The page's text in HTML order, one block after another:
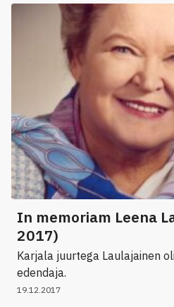
In memoriam Leena
2017)
Karjala juurtega Laulajainen
edendaja.
19.12.2017